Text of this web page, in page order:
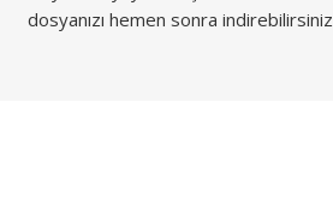
dosyanızı hemen sonra indirebilirsiniz